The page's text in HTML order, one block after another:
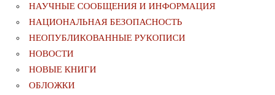
НАУЧНЫЕ СООБЩЕНИЯ И ИНФОРМАЦИЯ
НАЦИОНАЛЬНАЯ БЕЗОПАСНОСТЬ
НЕОПУБЛИКОВАННЫЕ РУКОПИСИ
НОВОСТИ
НОВЫЕ КНИГИ
ОБЛОЖКИ